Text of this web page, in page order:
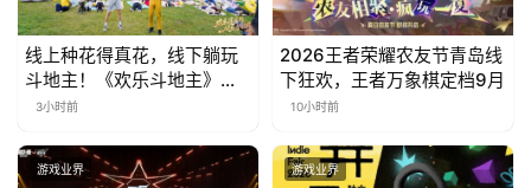
线上种花得真花，线下躺玩
斗地主！《欢乐斗地主》欢
乐中国行·云南站精彩盘点
3小时前
2026王者荣耀农友节青岛线
下狂欢，王者万象棋定档9月
10小时前
游戏业界 游戏业界